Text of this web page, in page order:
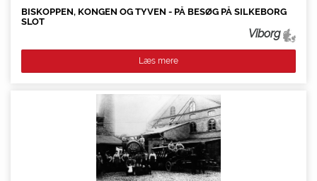
BISKOPPEN, KONGEN OG TYVEN - PÅ BESØG PÅ SILKEBORG
SLOT
Viborg
Læs mere